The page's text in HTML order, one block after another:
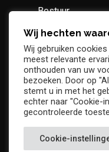
Bestuur
Geschiedenis
Supportersclub
Socio Business
Wij hechten
Wij gebruiken
meest relevante
onthouden van uw
bezoeken. Door op
stemt u in met het
echter naar "Cookie-
gecontroleerde
Cookie-